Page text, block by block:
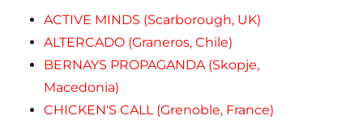
ACTIVE MINDS (Scarborough, UK)
ALTERCADO (Graneros, Chile)
BERNAYS PROPAGANDA (Skopje,
Macedonia)
CHICKEN'S CALL (Grenoble, France)